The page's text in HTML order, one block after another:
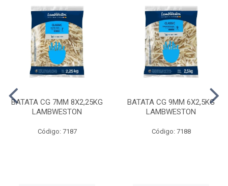
BATATA CG 7MM 8X2,25KG
LAMBWESTON
Código: 7187
BATATA CG 9MM 6X2,5KG
LAMBWESTON
Código: 7188